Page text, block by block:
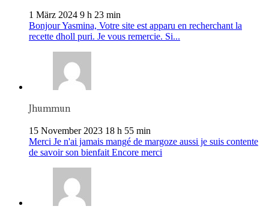
1 März 2024 9 h 23 min
Bonjour Yasmina, Votre site est apparu en recherchant la
recette dholl puri. Je vous remercie. Si...
Jhummun
15 November 2023 18 h 55 min
Merci Je n'ai jamais mangé de margoze aussi je suis contente
de savoir son bienfait Encore merci